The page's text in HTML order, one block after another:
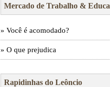
Mercado de Trabalho &
» Você é acomodado?
» O que prejudica
Rapidinhas do Leôncio